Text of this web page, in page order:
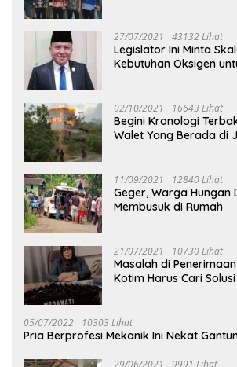
27/07/2021 43132 Lihat
Legislator Ini Minta
Kebutuhan Oksigen
02/10/2021 16643 Lihat
Begini Kronologi
Walet Yang Berada di
11/09/2021 12840 Lihat
Geger, Warga Hungan
Membusuk di Rumah
21/07/2021 10730 Lihat
Masalah di
Kotim Harus Cari Solusi
05/07/2022 10303 Lihat
Pria Berprofesi Mekanik Ini Nekat
29/06/2021 9991 Lihat